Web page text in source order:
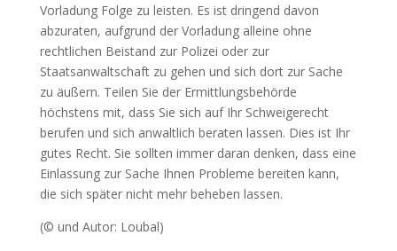
Vorladung Folge zu leisten. Es ist dringend davon
abzuraten, aufgrund der Vorladung alleine ohne
rechtlichen Beistand zur Polizei oder zur
Staatsanwaltschaft zu gehen und sich dort zur Sache
zu äußern. Teilen Sie der Ermittlungsbehörde
höchstens mit, dass Sie sich auf Ihr Schweigerecht
berufen und sich anwaltlich beraten lassen. Dies ist Ihr
gutes Recht. Sie sollten immer daran denken, dass eine
Einlassung zur Sache Ihnen Probleme bereiten kann,
die sich später nicht mehr beheben lassen.
(© und Autor: Loubal)